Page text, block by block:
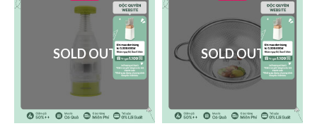
SOLD OUT SOLD OUT